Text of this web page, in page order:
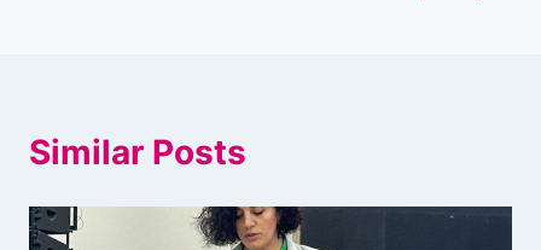
Similar Posts